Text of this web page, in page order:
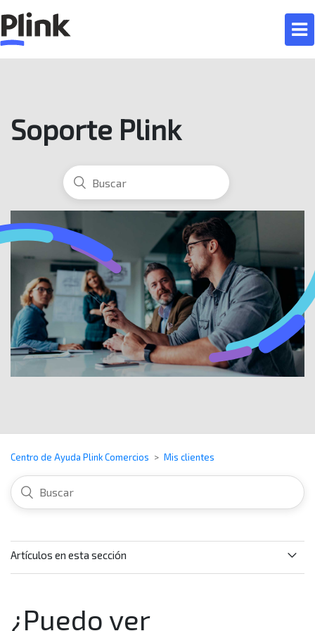
Soporte Plink
Centro de Ayuda Plink Comercios Mis clientes
Artículos en esta sección
¿Qué información puedo encontrar en la sección de
¿Puedo ver